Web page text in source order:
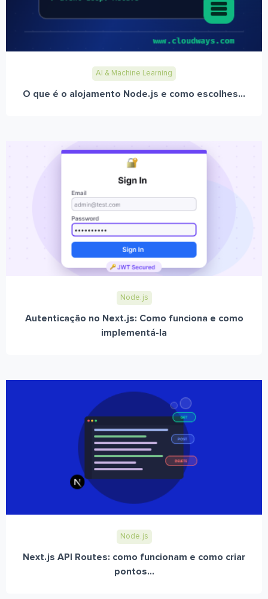
AI & Machine Learning
O que é o alojamento Node.js e como escolhes...
Node.js
Autenticação no Next.js: Como funciona e como
implementá-la
Node.js
Next.js API Routes: como funcionam e como criar
pontos...